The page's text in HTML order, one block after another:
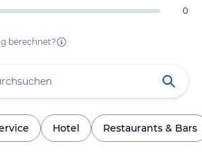
0
berechnet?
Hotel Restaurants & Bars